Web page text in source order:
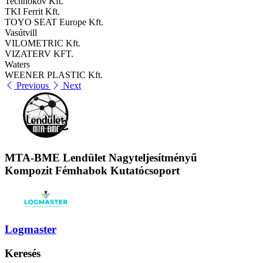
TKI Ferrit Kft.
TOYO SEAT Europe Kft.
Vasútvill
VILOMETRIC Kft.
VIZATERV KFT.
Waters
WEENER PLASTIC Kft.
Previous
Next
MTA-BME Lendület Nagyteljesítményű
Kompozit Fémhabok Kutatócsoport
Logmaster
Keresés